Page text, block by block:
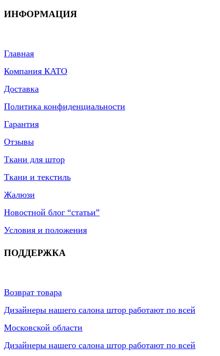
ИНФОРМАЦИЯ
Главная
Компания КАТО
Доставка
Политика конфиденциальности
Гарантия
Отзывы
Ткани для штор
Ткани и текстиль
Жалюзи
Новостной блог “статьи”
Условия и положения
ПОДДЕРЖКА
Возврат товара
Дизайнеры нашего салона штор работают по всей
Московской области
Дизайнеры нашего салона штор работают по всей